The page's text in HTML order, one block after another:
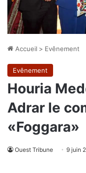
Accueil > Evênement
Evênement
Houria
Adrar le
«Foggara»
Ouest Tribune 9 juin